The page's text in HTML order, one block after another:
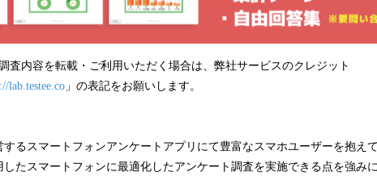
査内容を転載・ご利用いただく場合は、弊社サービスのクレジット
lab.testee.co 」の表記をお願いします。
するスマートフォンアンケートアプリにて豊富なスマホユーザーを抱え
したスマートフォンに最適化したアンケート調査を実施できる点を強み